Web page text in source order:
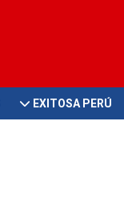
EXITOSA PERÚ